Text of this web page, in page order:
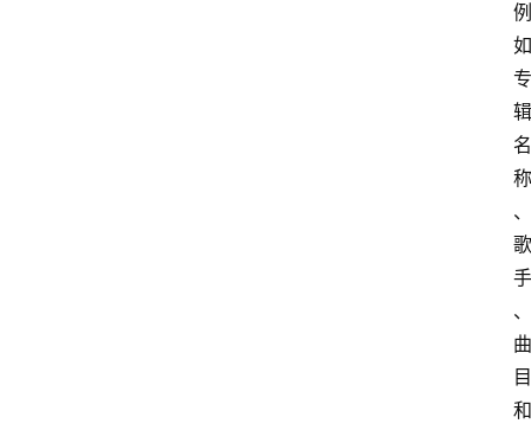
例
如
专
辑
名
称
、
歌
手
、
曲
目
和